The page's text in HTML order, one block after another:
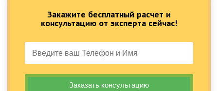
Закажите бесплатный расчет и
консультацию от эксперта сейчас!